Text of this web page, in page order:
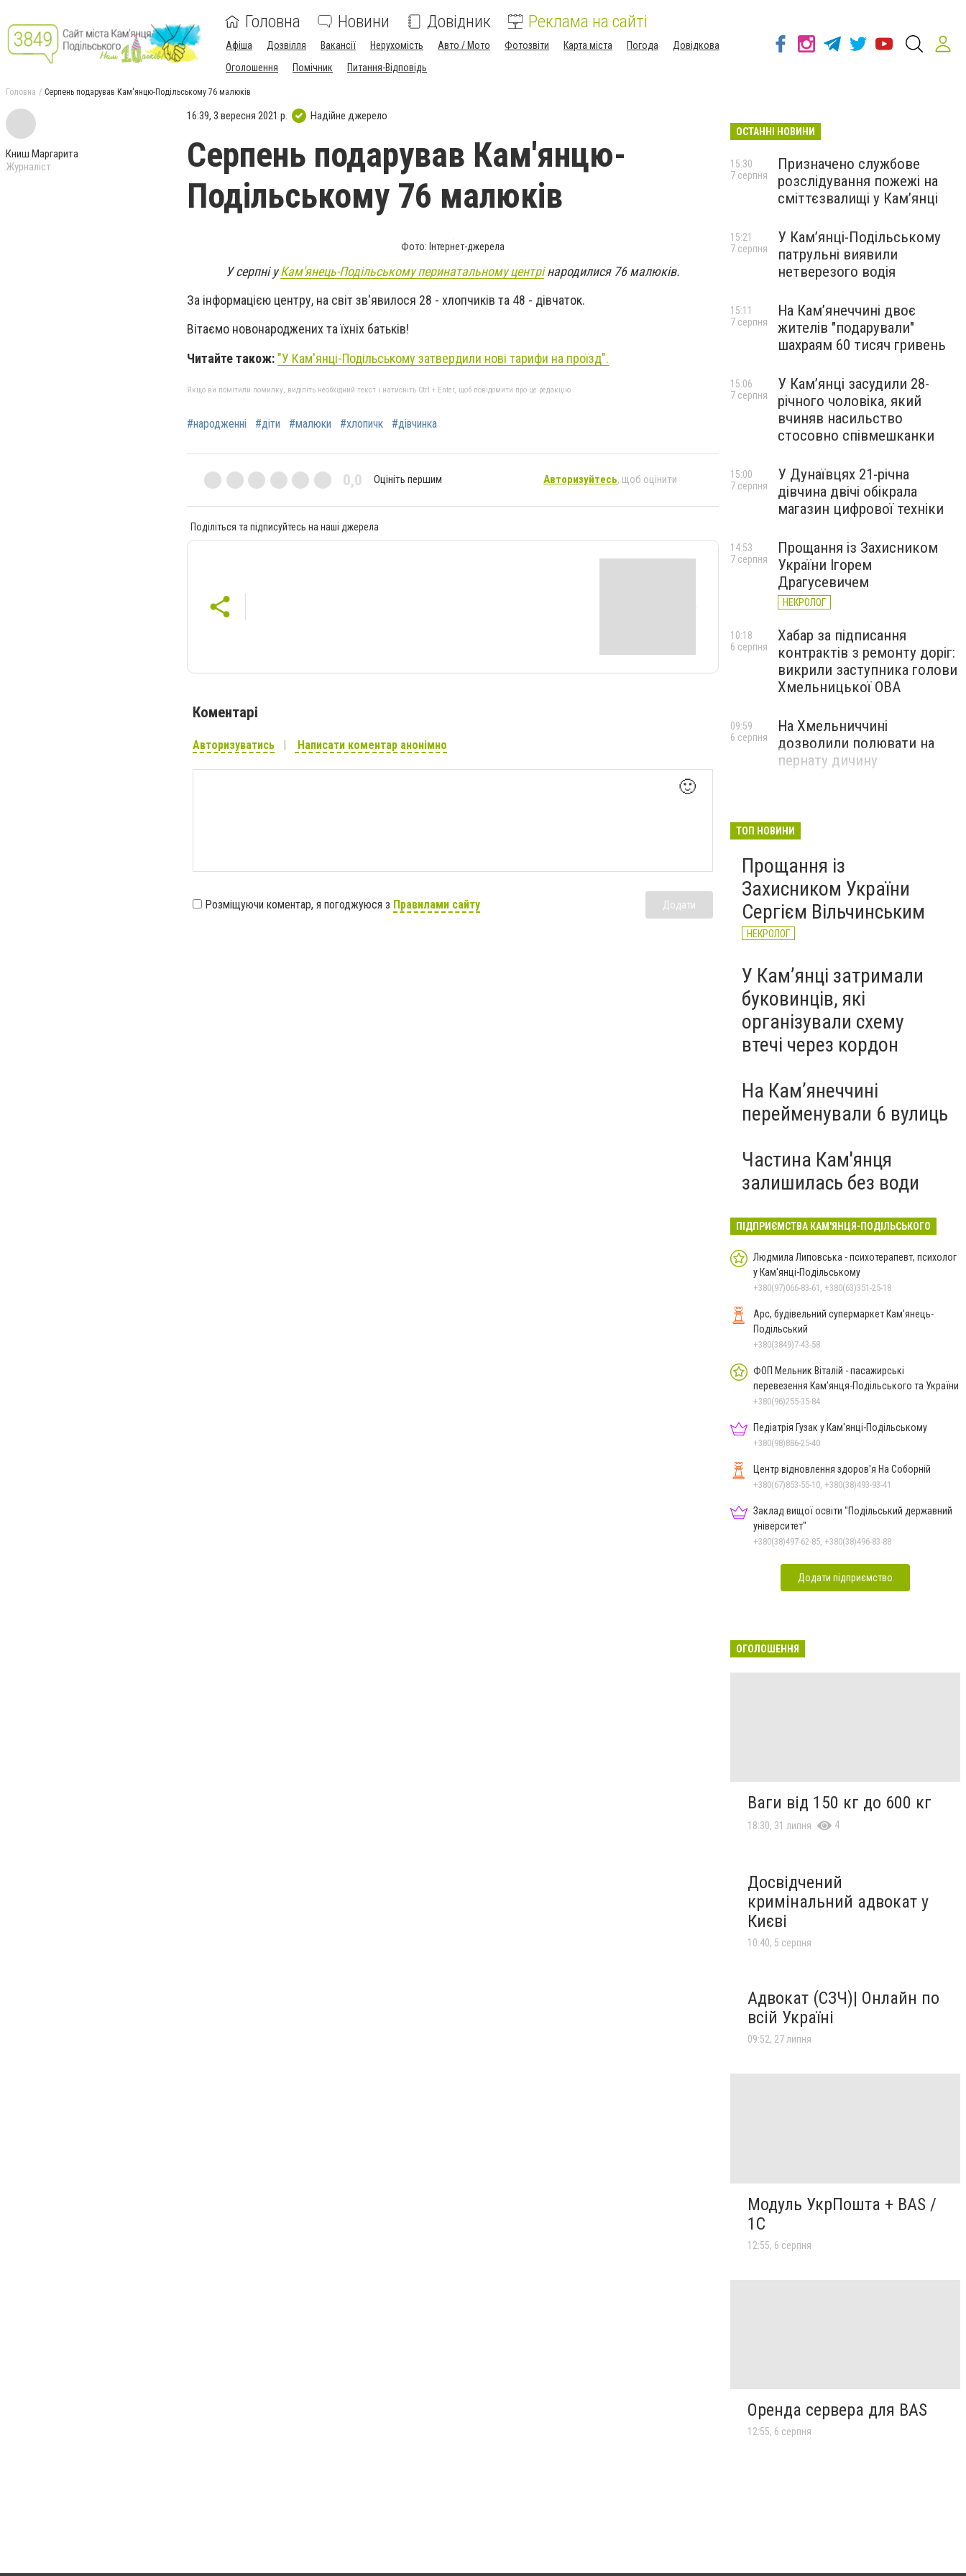
Головна Новини Довідник Реклама на сайті
Афіша Дозвілля Вакансії Нерухомість Авто / Мото Фотозвіти Карта міста Погода
Довідкова
Оголошення
Помічник Питання-Відповідь
Головна Серпень подарував Кам'янцю-Подільському 76 малюків
Книш Маргарита
Журналіст
16:39, 3 вересня 2021 р. Надійне джерело
Серпень подарував Кам'янцю-
Подільському 76 малюків
Фото: Інтернет-джерела
У серпні уКам'янець-Подільському перинатальному центрінародилися 76 малюків.
За інформацією центру, на світ зв'явилося 28 - хлопчиків та 48 - дівчаток.
Вітаємо новонароджених та їхніх батьків!
Читайте також: "У Кам'янці-Подільському затвердили нові тарифи на проїзд".
Якщо ви помітили помилку, виділіть необхідний текст і натисніть Ctrl + Enter, щоб повідомити про це редакцію
#народженні #діти #малюки #хлопичк #дівчинка
0,0 Оцініть першим Авторизуйтесь, щоб оцінити
Поділіться та підписуйтесь на наші джерела
Коментарі
Авторизуватись Написати коментар анонімно
🙂
Розміщуючи коментар, я погоджуюся з Правилами сайту Додати
ОСТАННІ НОВИНИ
Призначено службове
розслідування пожежі на
сміттєзвалищі у Кам’янці
15:30
7 серпня
У Кам’янці-Подільському
патрульні виявили
нетверезого водія
15:21
7 серпня
На Камʼянеччині двоє
жителів "подарували"
шахраям 60 тисяч гривень
15:11
7 серпня
У Камʼянці засудили 28-
річного чоловіка, який
вчиняв насильство
стосовно співмешканки
15:06
7 серпня
У Дунаївцях 21-річна
дівчина двічі обікрала
магазин цифрової техніки
15:00
7 серпня
Прощання із Захисником
України Ігорем
Драгусевичем
НЕКРОЛОГ
14:53
7 серпня
Хабар за підписання
контрактів з ремонту доріг:
викрили заступника голови
Хмельницької ОВА
10:18
6 серпня
На Хмельниччині
дозволили полювати на
пернату дичину
09:59
6 серпня
ТОП НОВИНИ
Прощання із
Захисником України
Сергієм Вільчинським
НЕКРОЛОГ
У Кам’янці затримали
буковинців, які
організували схему
втечі через кордон
На Камʼянеччині
перейменували 6 вулиць
Частина Кам'янця
залишилась без води
ПІДПРИЄМСТВА КАМ'ЯНЦЯ-ПОДІЛЬСЬКОГО
Людмила Липовська - психотерапевт, психолог
у Кам'янці-Подільському
+380(97)066-83-61, +380(63)351-25-18
Арс, будівельний супермаркет Кам'янець-
Подільський
+380(3849)7-43-58
ФОП Мельник Віталій - пасажирські
перевезення Кам’янця-Подільського та України
+380(96)255-35-84
Педіатрія Гузак у Кам'янці-Подільському
+380(98)886-25-40
Центр відновлення здоров'я На Соборній
+380(67)853-55-10, +380(38)493-93-41
Заклад вищої освіти "Подільський державний
університет"
+380(38)497-62-85, +380(38)496-83-88
Додати підприємство
ОГОЛОШЕННЯ
Ваги від 150 кг до 600 кг
18:30, 31 липня 4
Досвідчений
кримінальний адвокат у
Києві
10:40, 5 серпня
Адвокат (СЗЧ)| Онлайн по
всій Україні
09:52, 27 липня
Модуль УкрПошта + BAS /
1C
12:55, 6 серпня
Оренда сервера для BAS
12:55, 6 серпня